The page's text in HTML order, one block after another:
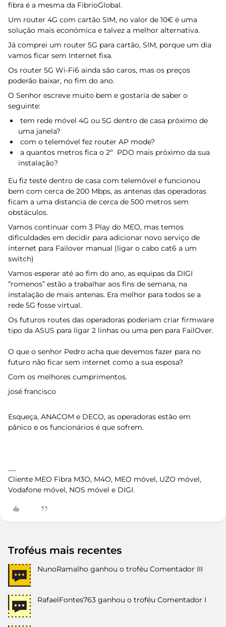
fibra é a mesma da FibrioGlobal.
Um router 4G com cartão SIM, no valor de 10€ é uma
solução mais económica e talvez a melhor alternativa.
Já comprei um router 5G para cartão, SIM, porque um dia
vamos ficar sem Internet fixa.
Os router 5G Wi-Fi6 ainda são caros, mas os preços
poderão baixar, no fim do ano.
O Senhor escreve muito bem e gostaria de saber o
seguinte:
tem rede móvel 4G ou 5G dentro de casa próximo de
uma janela?
com o telemóvel fez router AP mode?
a quantos metros fica o 2º PDO mais próximo da sua
instalação?
Eu fiz teste dentro de casa com telemóvel e funcionou
bem com cerca de 200 Mbps, as antenas das operadoras
ficam a uma distancia de cerca de 500 metros sem
obstáculos.
Vamos continuar com 3 Play do MEO, mas temos
dificuldades em decidir para adicionar novo serviço de
internet para Failover manual (ligar o cabo cat6 a um
switch)
Vamos esperar até ao fim do ano, as equipas da DIGI
“romenos” estão a trabalhar aos fins de semana, na
instalação de mais antenas. Era melhor para todos se a
rede 5G fosse virtual.
Os futuros routes das operadoras poderiam criar firmware
tipo da ASUS para ligar 2 linhas ou uma pen para FailOver.
O que o senhor Pedro acha que devemos fazer para no
futuro não ficar sem internet como a sua esposa?
Com os melhores cumprimentos.
josé francisco
Esqueça, ANACOM e DECO, as operadoras estão em
pânico e os funcionários é que sofrem.
Cliente MEO Fibra M3O, M4O, MEO móvel, UZO móvel,
Vodafone móvel, NOS móvel e DIGI.
Troféus mais recentes
NunoRamalho ganhou o troféu Comentador III
RafaelFontes763 ganhou o troféu Comentador I